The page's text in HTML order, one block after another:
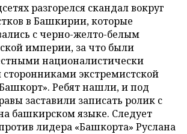
разгорелся скандал вокруг
в Башкирии, которые
с черно-желто-белым
империи, за что были
националистически
экстремистской
Ребят нашли, и под
заставили записать ролик с
башкирском языке. Следует
лидера «Башкорта» Руслана